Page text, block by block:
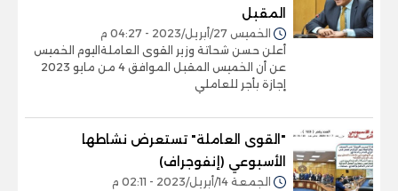
المقبل
الخميس 27/أبريل/2023 - 04:27 م
أعلن حسن شحاتة وزير القوى العاملةاليوم الخميس
عن أن الخميس المقبل الموافق 4 من مايو 2023
إجازة بأجر للعاملي
"القوى العاملة" تستعرض نشاطها
الأسبوعي (إنفوجراف)
الجمعة 14/أبريل/2023 - 02:11 م